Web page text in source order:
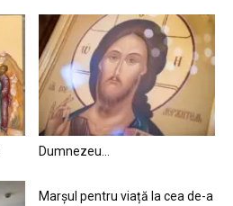
Dumnezeu…
Marșul pentru viață la cea de-a